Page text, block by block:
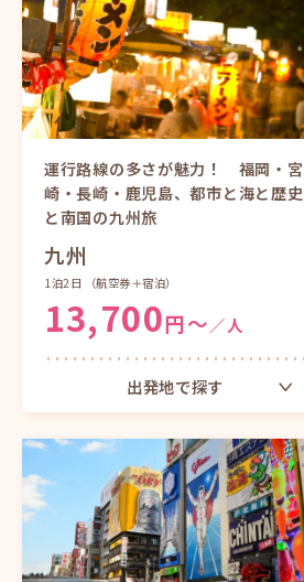
大阪（関西）発
ツアーをもっと見る
運行路線の多さが魅力！ 福岡・宮
崎・長崎・鹿児島、都市と海と歴史
と南国の九州旅
九州
1泊2日 （航空券＋宿泊）
13,700円〜／人
出発地で探す
東京（成田）発
大阪（関西）発
ツアーをもっと見る